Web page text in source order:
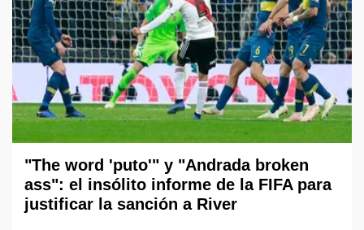
"The word 'puto'" y "Andrada broken
ass": el insólito informe de la FIFA para
justificar la sanción a River